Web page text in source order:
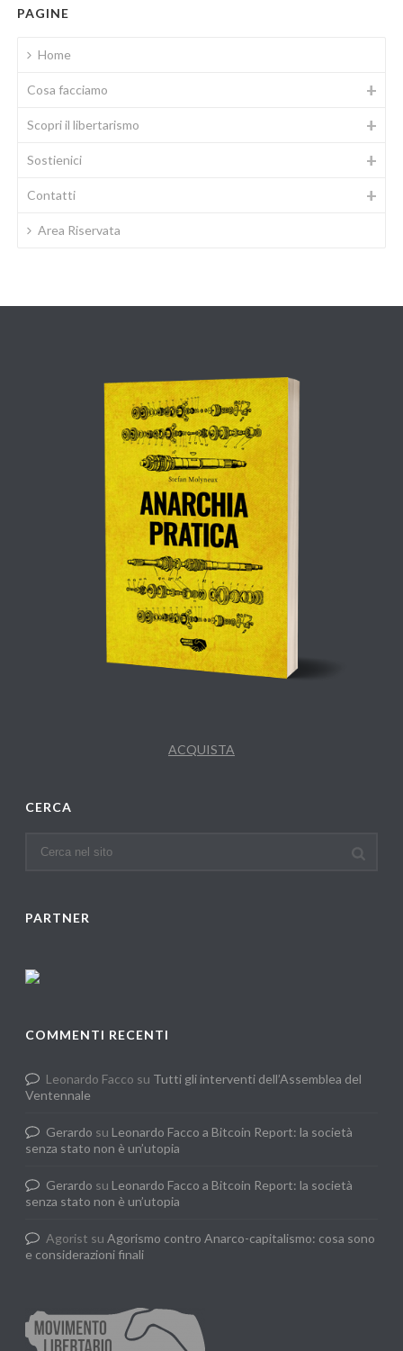
PAGINE
Home
Cosa facciamo
Scopri il libertarismo
Sostienici
Contatti
Area Riservata
ACQUISTA
CERCA
PARTNER
COMMENTI RECENTI
Leonardo Facco su Tutti gli interventi dell’Assemblea del
Ventennale
Gerardo su Leonardo Facco a Bitcoin Report: la società
senza stato non è un’utopia
Gerardo su Leonardo Facco a Bitcoin Report: la società
senza stato non è un’utopia
Agorist suAgorismo contro Anarco-capitalismo: cosa sono
e considerazioni finali